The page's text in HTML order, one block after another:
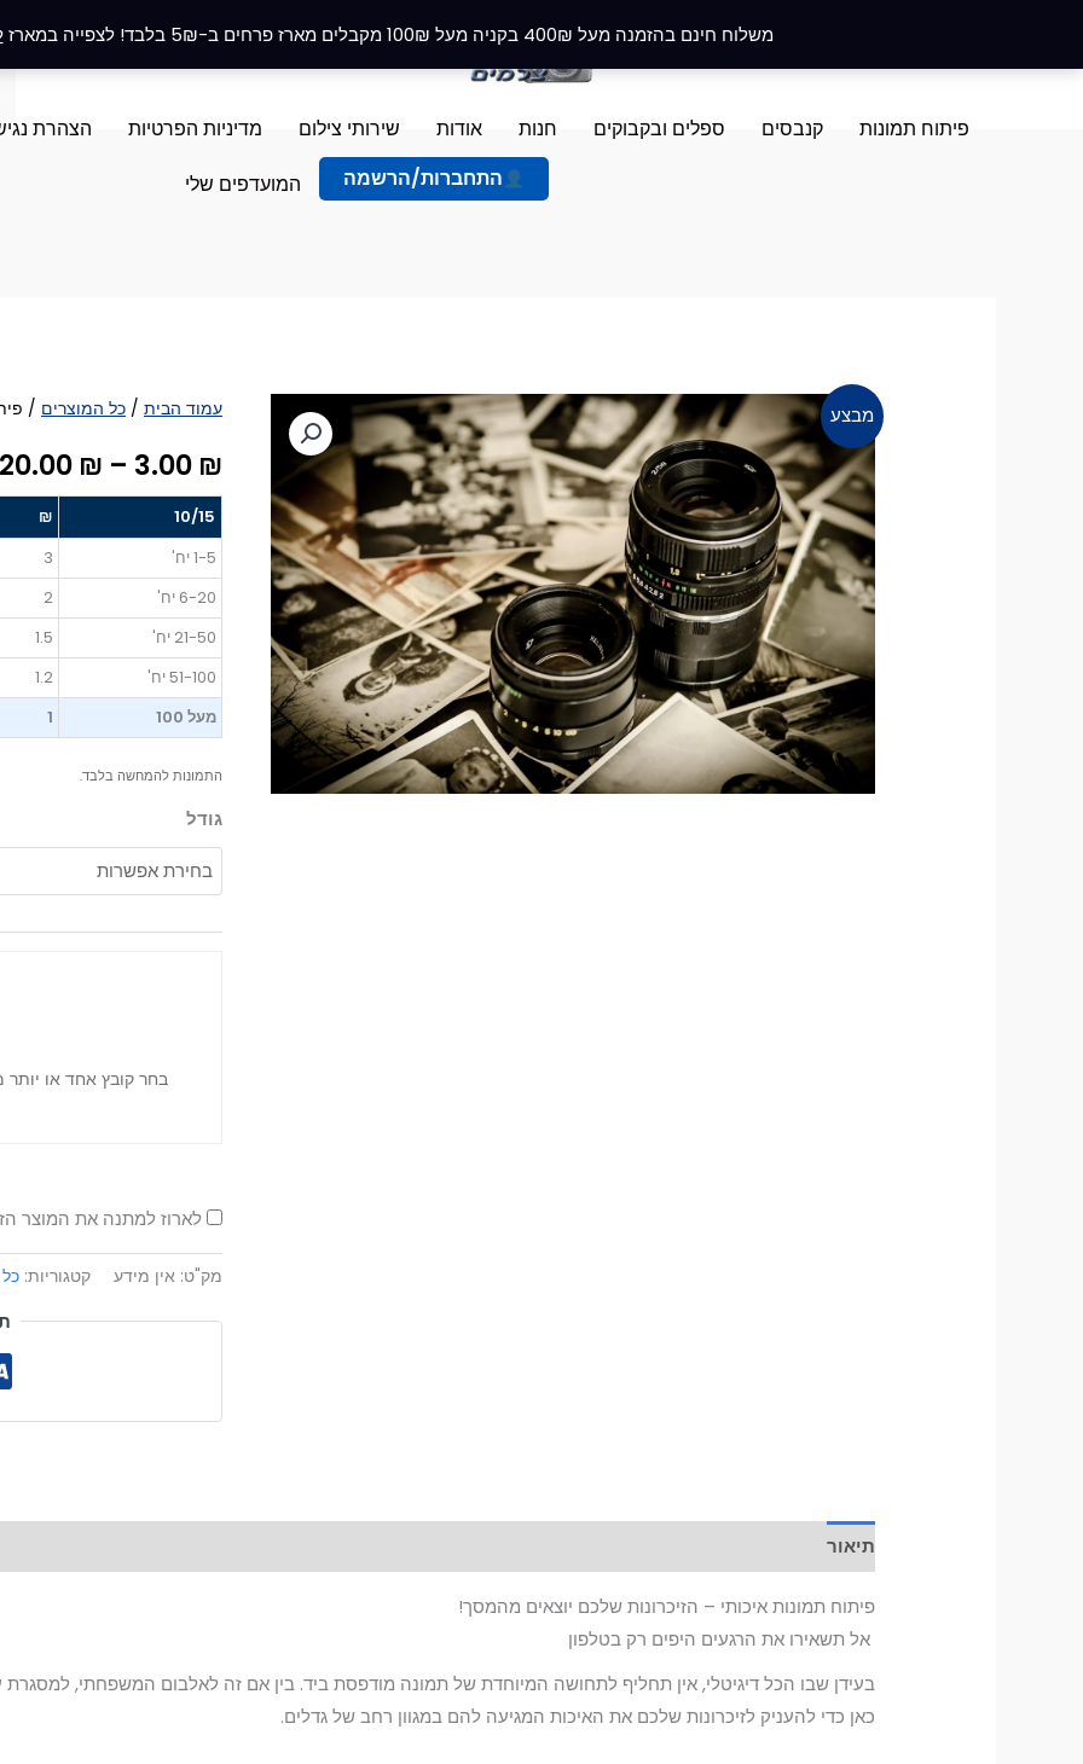
משלוח חינם בהזמנה מעל 400₪ בקניה מעל 100₪ מקבלים מארז פרחים ב-5₪ בלבד! לצפייה במארז
פיתוח תמונות קנבסים ספלים ובקבוקים חנות אודות שירותי צילום מדיניות הפרטיות הצהרת
התחברות/הרשמה
המועדפים שלי
מבצע עמוד הבית / כל המוצרים /
3.00 ₪
–
20.00 ₪
10/15
₪
1-5 יח'
3
6-20 יח'
2
21-50 יח'
1.5
51-100 יח'
1.2
מעל 100
1
התמונות להמחשה בלבד.
גודל
בחר קובץ אחד או
כמות
פיתוח
תמונות
לארוז למתנה את המוצר
מק"ט: אין מידע קטגוריות:
תיאור
פיתוח תמונות איכותי – הזיכרונות שלכם יוצאים מהמסך!
אל תשאירו את הרגעים היפים רק בטלפון
בעידן שבו הכל דיגיטלי, אין תחליף לתחושה המיוחדת של תמונה מודפסת ביד. בין אם זה לאלבום המשפחתי,
כאן כדי להעניק לזיכרונות שלכם את האיכות המגיעה להם במגוון רחב של גדלים.